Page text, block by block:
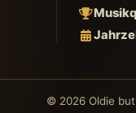
© 2026 Oldie